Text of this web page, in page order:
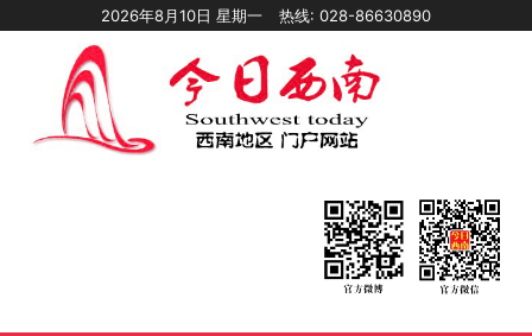
2026年8月10日 星期一 热线: 028-86630890